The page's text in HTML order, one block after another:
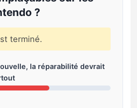
?
terminé.
la réparabilité devrait